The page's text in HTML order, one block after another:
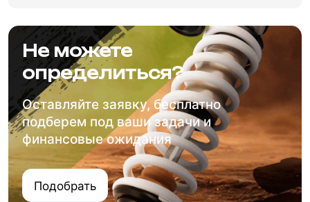
Не можете
определиться?
Оставляйте заявку, бесплатно
подберем под ваши задачи и
финансовые ожидания
Подобрать